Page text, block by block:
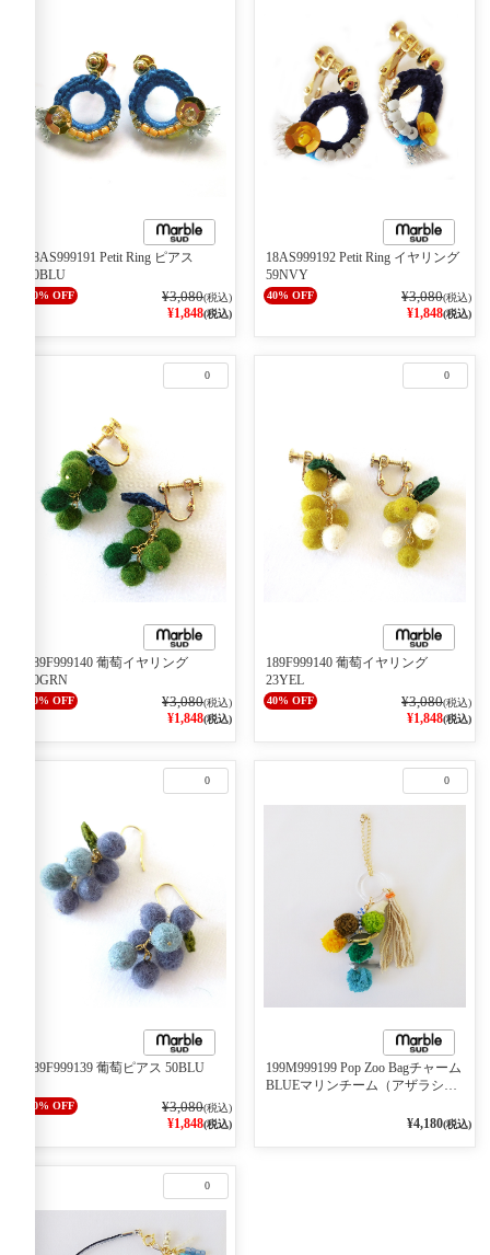
40% OFF
18AS999191 Petit Ring ピアス
50BLU
¥3,080(税込)
¥1,848(税込)
40% OFF
18AS999192 Petit Ring イヤリング
59NVY
¥3,080(税込)
¥1,848(税込)
0
40% OFF
189F999140 葡萄イヤリング
60GRN
¥3,080(税込)
¥1,848(税込)
0
40% OFF
189F999140 葡萄イヤリング
23YEL
¥3,080(税込)
¥1,848(税込)
0
40% OFF
189F999139 葡萄ピアス 50BLU
¥3,080(税込)
¥1,848(税込)
0
199M999199 Pop Zoo Bagチャーム
BLUEマリンチーム（アザラシ、
¥4,180(税込)
0